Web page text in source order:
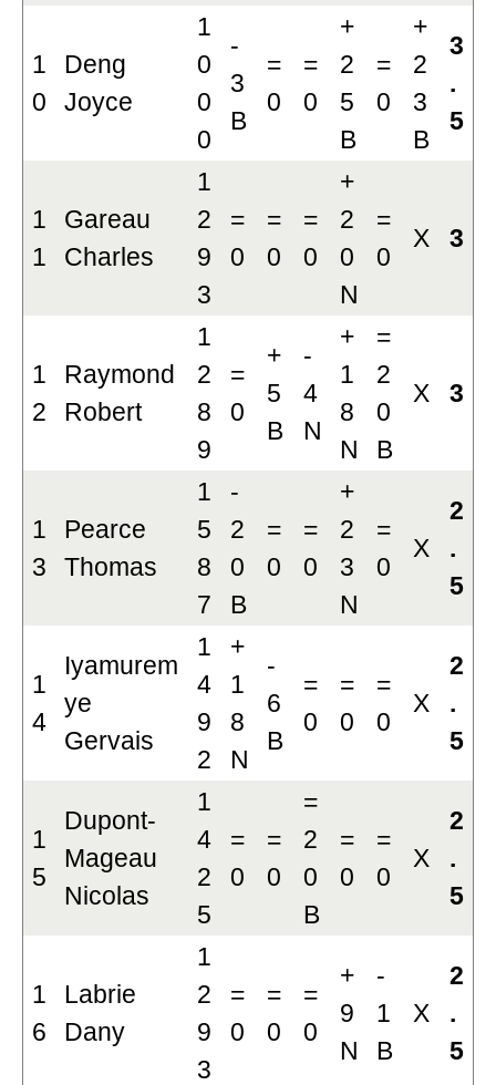
1
0
Deng
Joyce
1
0
0
0
-
3
B
=
0
=
0
+
2
5
B
=
0
+
2
3
B
3
.
5
1
1
Gareau
Charles
1
2
9
3
=
0
=
0
=
0
+
2
0
N
=
0
X 3
1
2
Raymond
Robert
1
2
8
9
=
0
+
5
B
-
4
N
+
1
8
N
=
2
0
B
X 3
1
3
Pearce
Thomas
1
5
8
7
-
2
0
B
=
0
=
0
+
2
3
N
=
0
X
2
.
5
1
4
Iyamurem
ye
Gervais
1
4
9
2
+
1
8
N
-
6
B
=
0
=
0
=
0
X
2
.
5
1
5
Dupont-
Mageau
Nicolas
1
4
2
5
=
0
=
0
=
2
0
B
=
0
=
0
X
2
.
5
1
6
Labrie
Dany
1
2
9
3
=
0
=
0
=
0
+
9
N
-
1
B
X
2
.
5